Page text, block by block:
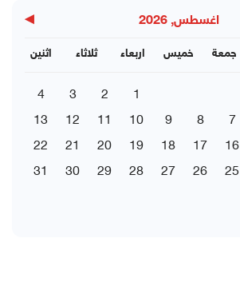
اغسطس, 2026 ▶
اثنين ثلاثاء اربعاء خميس جمعة
1
2
3
4
7
8
9
10
11
12
13
16
17
18
19
20
21
22
25
26
27
28
29
30
31